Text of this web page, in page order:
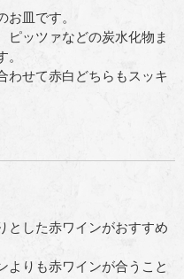
皿です。
ピッツァなどの炭水化物ま
わせて赤白どちらもスッキ
とした赤ワインがおすすめ
よりも赤ワインが合うこと